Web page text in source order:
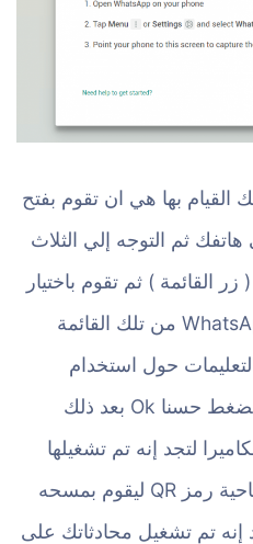
القيام بها هي ان تقوم بفتح
ثم التوجه إلي الثلاث
القائمة ) ثم تقوم باختيار
الأمر واتساب ويب WhatsApp Web من تلك القائمة
حول استخدام
تطبيق واتساب ويب سوف تضغط حسنا Ok بعد ذلك
لتجد إنه تم تشغيلها
سوف تقوم بتوجيه الكاميرا ناحية رمز QR ليقوم بمسحه
تم تشغيل محادثاتك على